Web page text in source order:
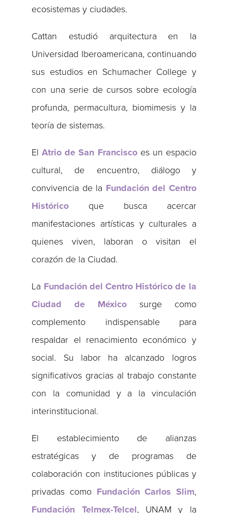
ecosistemas y ciudades.
Cattan estudió arquitectura en la
Universidad Iberoamericana, continuando
sus estudios en Schumacher College y
con una serie de cursos sobre ecología
profunda, permacultura, biomimesis y la
teoría de sistemas.
ElAtrio de San Franciscoes un espacio
cultural, de encuentro, diálogo y
convivencia de la Fundación del Centro
Histórico que busca acercar
manifestaciones artísticas y culturales a
quienes viven, laboran o visitan el
corazón de la Ciudad.
La Fundación del Centro Histórico de la
Ciudad de México surge como
complemento indispensable para
respaldar el renacimiento económico y
social. Su labor ha alcanzado logros
significativos gracias al trabajo constante
con la comunidad y a la vinculación
interinstitucional.
El establecimiento de alianzas
estratégicas y de programas de
colaboración con instituciones públicas y
privadas como Fundación Carlos Slim,
Fundación Telmex-Telcel, UNAM y la